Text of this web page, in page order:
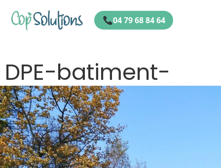
04 79 68 84 64
DPE-batiment-
ancien